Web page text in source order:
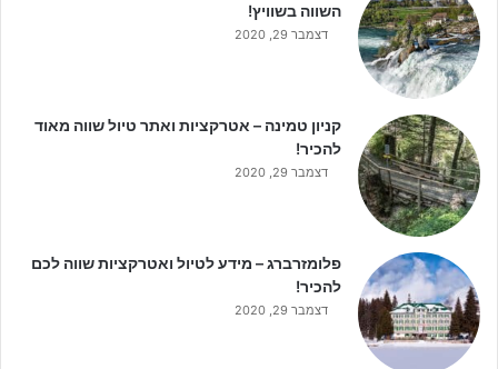
השווה בשוויץ!
דצמבר 29, 2020
קניון טמינה – אטרקציות ואתר טיול שווה מאוד
להכיר!
דצמבר 29, 2020
פלומזרברג – מידע לטיול ואטרקציות שווה לכם
להכיר!
דצמבר 29, 2020